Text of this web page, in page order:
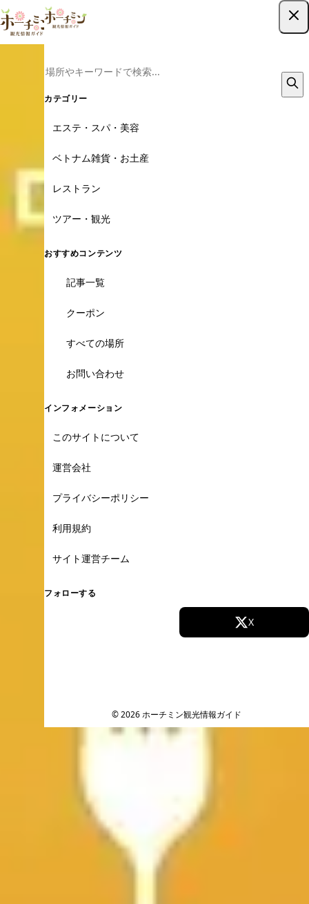
カテゴリー
エステ・スパ・美容
ベトナム雑貨・お土産
レストラン
ツアー・観光
おすすめコンテンツ
記事一覧
クーポン
すべての場所
お問い合わせ
インフォメーション
このサイトについて
運営会社
プライバシーポリシー
利用規約
サイト運営チーム
フォローする
X
© 2026 ホーチミン観光情報ガイド